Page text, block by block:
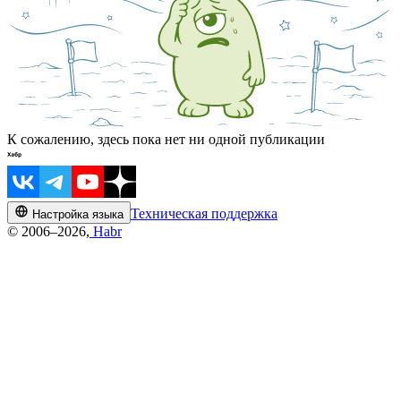
К сожалению, здесь пока нет ни одной публикации
Настройка языка Техническая поддержка
© 2006–2026, Habr